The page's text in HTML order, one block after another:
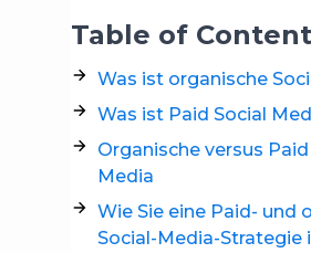
Table of
Was ist organische
Was ist Paid Social
Organische versus
Media
Wie Sie eine Paid- und
Social-Media-Strategie